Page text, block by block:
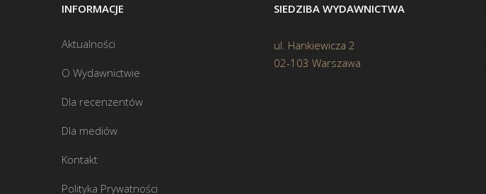
INFORMACJE
Aktualności
O Wydawnictwie
Dla recenzentów
Dla mediów
Kontakt
Polityka Prywatności
SIEDZIBA WYDAWNICTWA
ul. Hankiewicza 2
02-103 Warszawa